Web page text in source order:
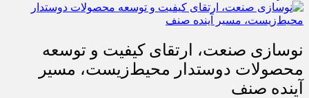
نوسازی صنعت، ارتقای کیفیت و توسعه
محصولات دوستدار محیط‌زیست، مسیر
آینده صنف